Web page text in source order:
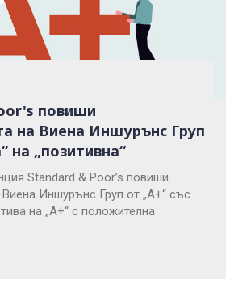
повиши
на Виена Иншурънс Груп
на „позитивна“
Standard & Poor’s повиши
Иншурънс Груп от „А+“ със
на „А+“ с положителна